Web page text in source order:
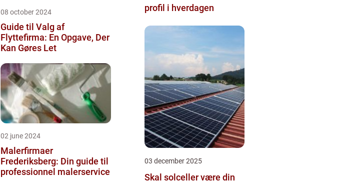
08 october 2024
Guide til Valg af
Flyttefirma: En Opgave, Der
Kan Gøres Let
02 june 2024
Malerfirmaer
Frederiksberg: Din guide til
professionnel malerservice
profil i hverdagen
03 december 2025
Skal solceller være din